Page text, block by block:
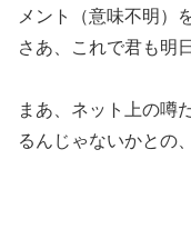
メント（意味不明）
さあ、これで君も明
まあ、ネット上の噂
るんじゃないかとの